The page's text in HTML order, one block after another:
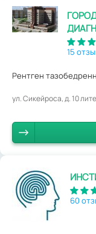
15
Рентген
ул. Сикейроса, д. 10
60